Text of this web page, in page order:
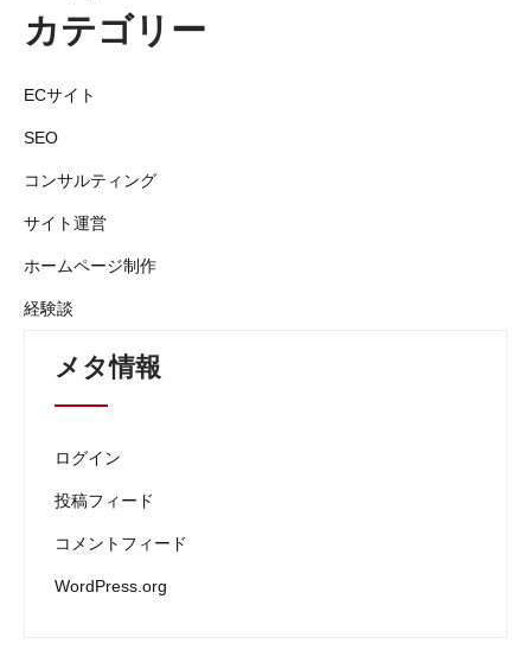
カテゴリー
ECサイト
SEO
コンサルティング
サイト運営
ホームページ制作
経験談
メタ情報
ログイン
投稿フィード
コメントフィード
WordPress.org